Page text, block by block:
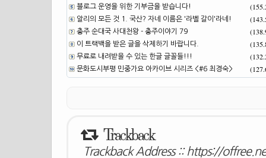
블로그 운영을 위한 기부금을 받습니다!
알리의 모든 것 1. 국산? 자네 이름은 '라벨 갈이'라네!
충주 순대국 사대천왕 - 충주이야기 79
이 트랙백을 받은 글을 삭제하기 바랍니다.
무료로 내려받을 수 있는 한글 글꼴들!!!
문화도시부평 민중가요 아카이브 시리즈 <#6 최경숙>
Trackback
Trackback Address :: https://